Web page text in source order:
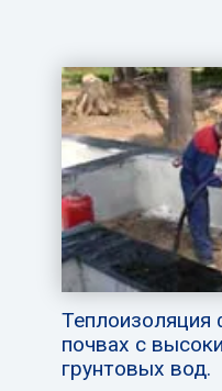
Теплоизоляция
почвах с
грунтовых вод.